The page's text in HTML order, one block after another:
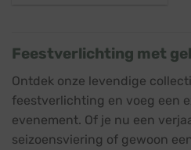
Feestverlichting met
Ontdek onze levendige
feestverlichting en voeg een
evenement. Of je nu een
seizoensviering of gewoon